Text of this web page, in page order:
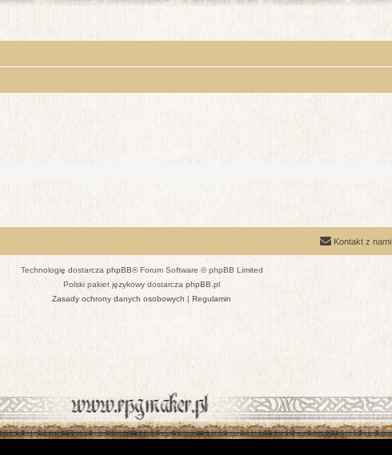
Kontakt z nami
Technologię dostarcza phpBB® Forum Software © phpBB Limited
Polski pakiet językowy dostarcza phpBB.pl
Zasady ochrony danych osobowych | Regulamin